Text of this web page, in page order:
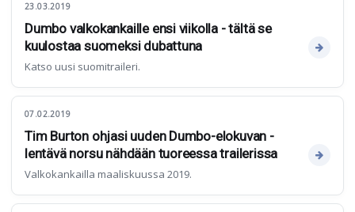
23.03.2019
Dumbo valkokankaille ensi viikolla - tältä se
kuulostaa suomeksi dubattuna
Katso uusi suomitraileri.
07.02.2019
Tim Burton ohjasi uuden Dumbo-elokuvan -
lentävä norsu nähdään tuoreessa trailerissa
Valkokankailla maaliskuussa 2019.